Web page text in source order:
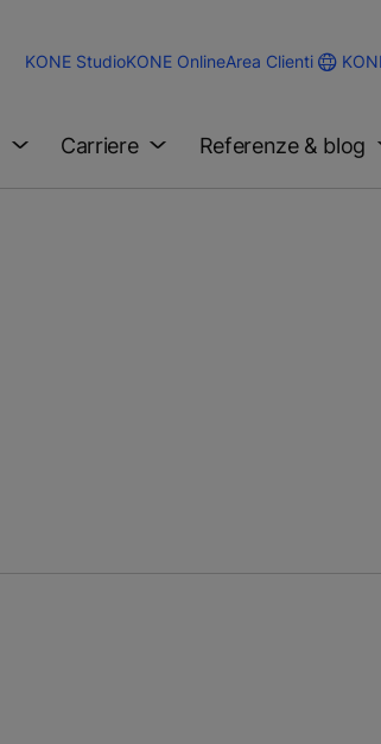
KONE StudioKONE OnlineArea Clienti
Carriere Referenze & blog